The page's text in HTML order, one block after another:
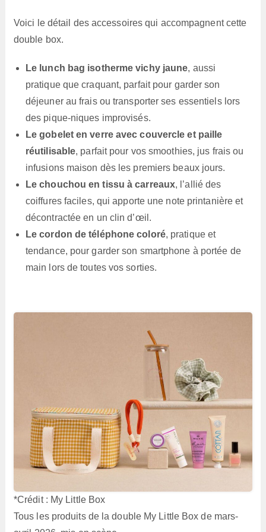
Voici le détail des accessoires qui accompagnent cette
double box.
Le lunch bag isotherme vichy jaune, aussi
pratique que craquant, parfait pour garder son
déjeuner au frais ou transporter ses essentiels lors
des pique-niques improvisés.
Le gobelet en verre avec couvercle et paille
réutilisable, parfait pour vos smoothies, jus frais ou
infusions maison dès les premiers beaux jours.
Le chouchou en tissu à carreaux, l’allié des
coiffures faciles, qui apporte une note printanière et
décontractée en un clin d’œil.
Le cordon de téléphone coloré, pratique et
tendance, pour garder son smartphone à portée de
main lors de toutes vos sorties.
*Crédit : My Little Box
Tous les produits de la double My Little Box de mars-